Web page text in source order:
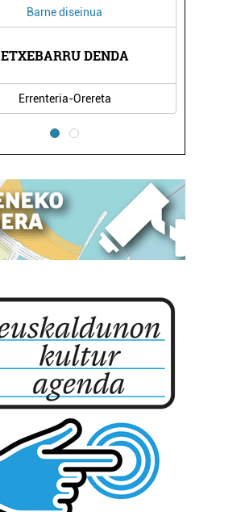
Barne diseinua
ETXEBARRU DENDA
Errenteria-Orereta